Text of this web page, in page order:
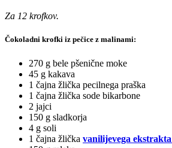
Za 12 krofkov.
Čokoladni krofki iz pečice z malinami:
270 g bele pšenične moke
45 g kakava
1 čajna žlička pecilnega praška
1 čajna žlička sode bikarbone
2 jajci
150 g sladkorja
4 g soli
1 čajna žlička vanilijevega ekstrakta